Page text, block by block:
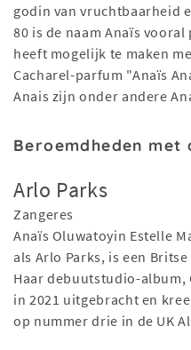
godin van vruchtbaarheid
80 is de naam Anaïs
heeft mogelijk te maken
Cacharel-parfum "Anaïs
Anais zijn onder andere
Beroemdheden met
Arlo Parks
Zangeres
Anaïs Oluwatoyin Estelle
als Arlo Parks, is een
Haar debuutstudio-album,
in 2021 uitgebracht en
op nummer drie in de UK